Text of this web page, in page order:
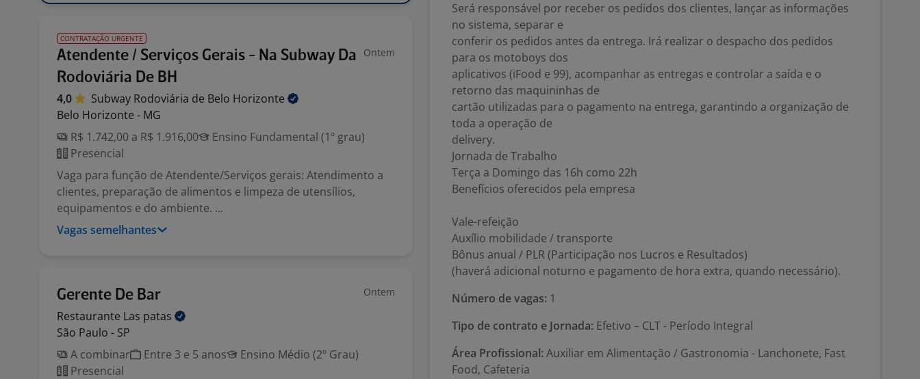
CONTRATAÇÃO URGENTE
Atendente / Serviços Gerais - Na Subway Da
Rodoviária De BH
Ontem
4,0 Subway Rodoviária de Belo Horizonte
Belo Horizonte - MG
R$ 1.742,00 a R$ 1.916,00
Ensino Fundamental (1º grau)
Presencial
Vaga para função de Atendente/Serviços gerais: Atendimento a
clientes, preparação de alimentos e limpeza de utensílios,
equipamentos e do ambiente. ...
Vagas semelhantes
Gerente De Bar Ontem
Restaurante Las patas
São Paulo - SP
A combinar
Entre 3 e 5 anos
Ensino Médio (2º Grau)
Presencial
Será responsável por receber os pedidos dos clientes, lançar as informações
no sistema, separar e
conferir os pedidos antes da entrega. Irá realizar o despacho dos pedidos
para os motoboys dos
aplicativos (iFood e 99), acompanhar as entregas e controlar a saída e o
retorno das maquininhas de
cartão utilizadas para o pagamento na entrega, garantindo a organização de
toda a operação de
delivery.
Jornada de Trabalho
Terça a Domingo das 16h como 22h
Benefícios oferecidos pela empresa
Vale-refeição
Auxílio mobilidade / transporte
Bônus anual / PLR (Participação nos Lucros e Resultados)
(haverá adicional noturno e pagamento de hora extra, quando necessário).
Número de vagas: 1
Tipo de contrato e Jornada: Efetivo – CLT - Período Integral
Área Profissional: Auxiliar em Alimentação / Gastronomia - Lanchonete, Fast
Food, Cafeteria